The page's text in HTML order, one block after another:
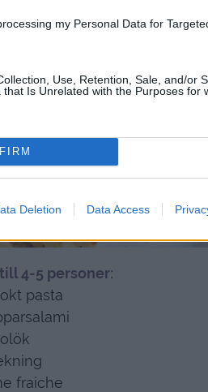
my Personal Data for
Use, Retention, Sale, and/or
Is Unrelated with the Purposes for
Deletion Data Access
4-5 personer:
pasta
fraiche